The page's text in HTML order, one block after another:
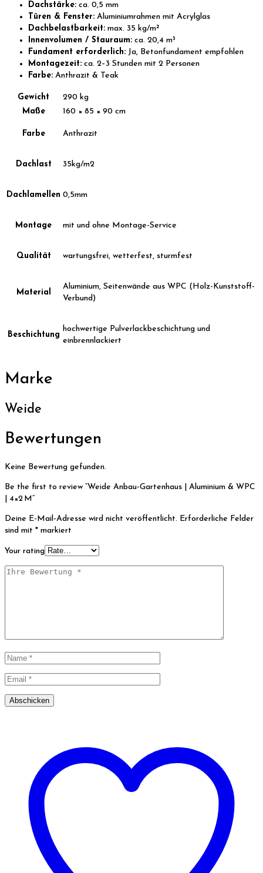
Dachstärke: ca. 0,5 mm
Türen & Fenster: Aluminiumrahmen mit Acrylglas
Dachbelastbarkeit: max. 35 kg/m²
Innenvolumen / Stauraum: ca. 20,4 m³
Fundament erforderlich: Ja, Betonfundament empfohlen
Montagezeit: ca. 2–3 Stunden mit 2 Personen
Farbe: Anthrazit & Teak
Gewicht
290 kg
Maße
160 × 85 × 90 cm
Farbe Anthrazit
Dachlast 35kg/m2
Dachlamellen 0,5mm
Montage mit und ohne Montage-Service
Qualität wartungsfrei, wetterfest, sturmfest
Material
Aluminium, Seitenwände aus WPC (Holz-Kunststoff-
Verbund)
Beschichtung
hochwertige Pulverlackbeschichtung und
einbrennlackiert
Marke
Weide
Bewertungen
Keine Bewertung gefunden.
Be the first to review “Weide Anbau-Gartenhaus | Aluminium & WPC
| 4×2 M”
Deine E-Mail-Adresse wird nicht veröffentlicht. Erforderliche Felder
sind mit * markiert
Your rating